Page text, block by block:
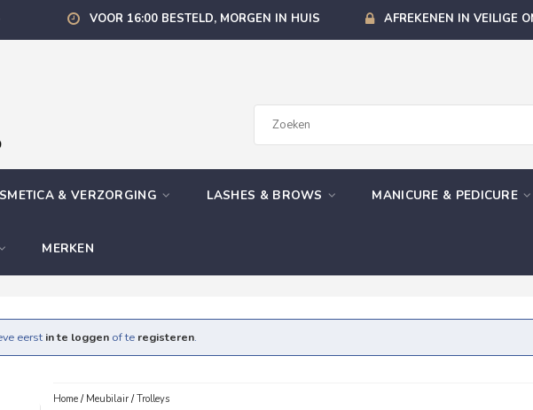
VOOR 16:00 BESTELD, MORGEN IN HUIS AFREKENEN IN VEILIGE
& VERZORGING LASHES & BROWS MANICURE & PEDICURE
MERKEN
eerst in te loggen of te registeren.
Home/ Meubilair/Trolleys